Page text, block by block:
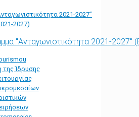
2021-2027”
2027)
"Ανταγωνιστικότητα 2021-
της Ίδρυσης